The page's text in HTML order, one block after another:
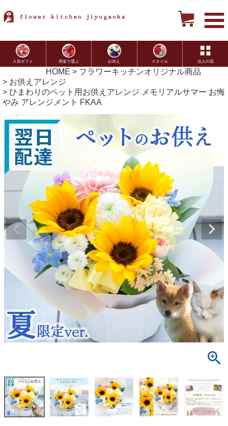
人気ギフト 用途で選ぶ お供え スタイル 法人の花
HOME
フラワーキッチンオリジナル商品
お供えアレンジ
ひまわりのペット用お供えアレンジ メモリアルサマー お悔
やみ アレンジメント FKAA